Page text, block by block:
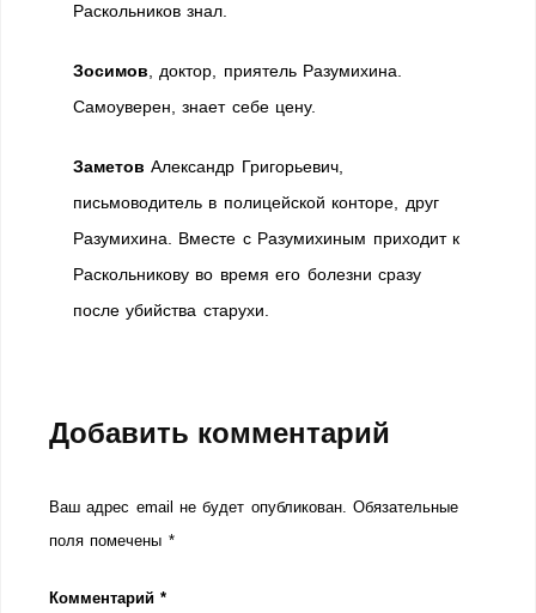
Раскольников знал.
Зосимов , доктор, приятель Разумихина.
Самоуверен, знает себе цену.
Заметов Александр Григорьевич,
письмоводитель в полицейской конторе, друг
Разумихина. Вместе с Разумихиным приходит к
Раскольникову во время его болезни сразу
после убийства старухи.
Добавить комментарий
Ваш адрес email не будет опубликован. Обязательные
поля помечены *
Комментарий*